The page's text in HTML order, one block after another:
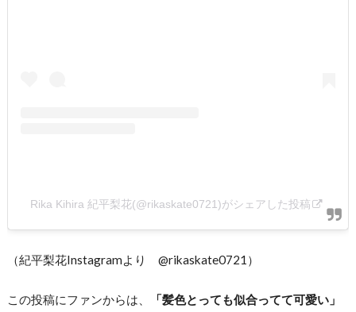
Rika Kihira 紀平梨花(@rikaskate0721)がシェアした投稿
（紀平梨花Instagramより @rikaskate0721）
この投稿にファンからは、
「髪色とっても似合ってて可愛い」